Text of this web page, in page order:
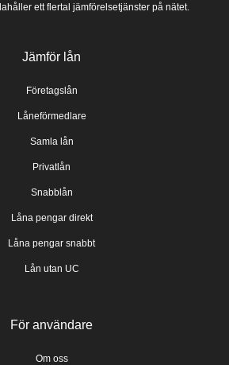
ett flertal jämförelsetjänster på nätet.
Jämför lån
Företagslån
Låneförmedlare
Samla lån
Privatlån
Snabblån
Låna pengar direkt
Låna pengar snabbt
Lån utan UC
För användare
Om oss